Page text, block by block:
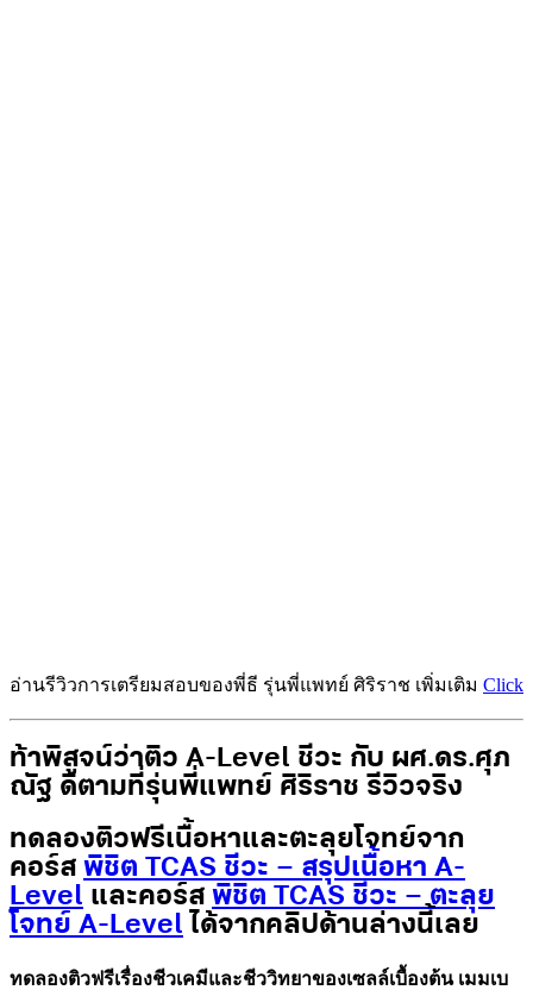
อ่านรีวิวการเตรียมสอบของพี่ธี รุ่นพี่แพทย์ ศิริราช เพิ่มเติม Click
ท้าพิสูจน์ว่าติว A-Level ชีวะ กับ ผศ.ดร.ศุภ
ณัฐ ดีตามที่รุ่นพี่แพทย์ ศิริราช รีวิวจริง
ทดลองติวฟรีเนื้อหาและตะลุยโจทย์จาก
คอร์ส พิชิต TCAS ชีวะ – สรุปเนื้อหา A-
Level และคอร์ส พิชิต TCAS ชีวะ – ตะลุย
โจทย์ A-Level ได้จากคลิปด้านล่างนี้เลย
ทดลองติวฟรีเรื่องชีวเคมีและชีววิทยาของเซลล์เบื้องต้น เมมเบ